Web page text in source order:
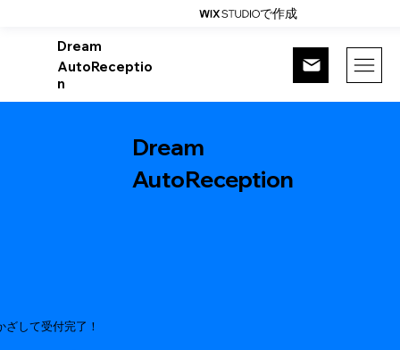
で作成
Dream
AutoReception
ざして受付完了！
Dream
AutoReceptio
n